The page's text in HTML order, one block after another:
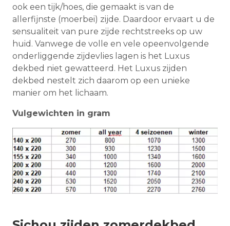
ook een tijk/hoes, die gemaakt is van de
allerfijnste (moerbei) zijde. Daardoor ervaart u de
sensualiteit van pure zijde rechtstreeks op uw
huid. Vanwege de volle en vele opeenvolgende
onderliggende zijdevlies lagen is het Luxus
dekbed niet gewatteerd. Het Luxus zijden
dekbed nestelt zich daarom op een unieke
manier om het lichaam.
Vulgewichten in gram